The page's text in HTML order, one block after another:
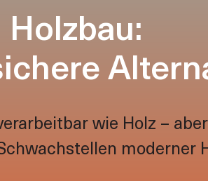
(Kern)
wie Holz –
moderner